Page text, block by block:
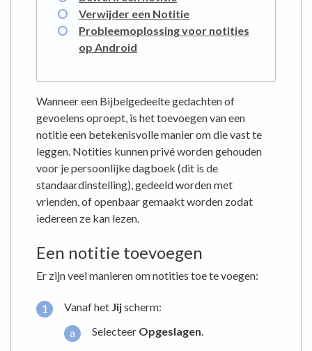
Verwijder een Notitie
Probleemoplossing voor notities
op Android
Wanneer een Bijbelgedeelte gedachten of
gevoelens oproept, is het toevoegen van een
notitie een betekenisvolle manier om die vast te
leggen. Notities kunnen privé worden gehouden
voor je persoonlijke dagboek (dit is de
standaardinstelling), gedeeld worden met
vrienden, of openbaar gemaakt worden zodat
iedereen ze kan lezen.
Een notitie toevoegen
Er zijn veel manieren om notities toe te voegen:
Vanaf het Jijscherm:
Selecteer Opgeslagen